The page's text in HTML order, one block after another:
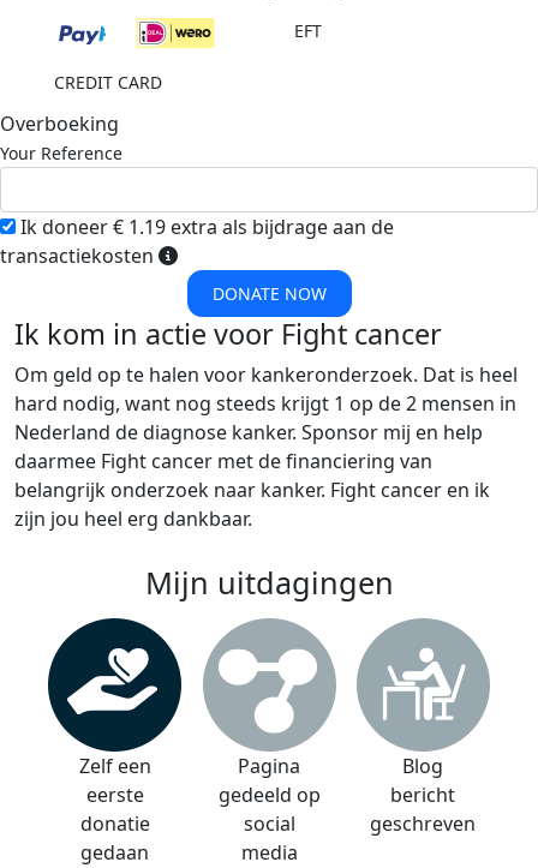
EFT
CREDIT CARD
Overboeking
Your Reference
Ik doneer € 1.19 extra als bijdrage aan de
transactiekosten
DONATE NOW
Ik kom in actie voor Fight cancer
Om geld op te halen voor kankeronderzoek. Dat is heel
hard nodig, want nog steeds krijgt 1 op de 2 mensen in
Nederland de diagnose kanker. Sponsor mij en help
daarmee Fight cancer met de financiering van
belangrijk onderzoek naar kanker. Fight cancer en ik
zijn jou heel erg dankbaar.
Mijn uitdagingen
Zelf een
eerste
donatie
gedaan
Pagina
gedeeld op
social
media
Blog
bericht
geschreven